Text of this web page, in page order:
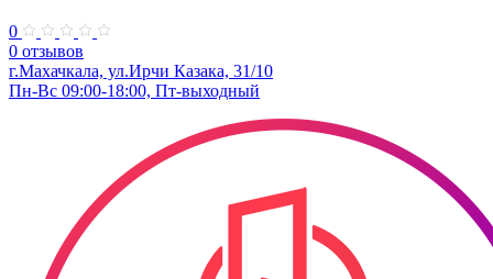
0
0 отзывов
г.Махачкала, ул.Ирчи Казака, 31/10
Пн-Вс 09:00-18:00, Пт-выходный